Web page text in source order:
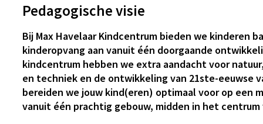
Pedagogische visie
Bij Max Havelaar Kindcentrum bieden we kinderen
kinderopvang aan vanuit één doorgaande
kindcentrum hebben we extra aandacht voor
en techniek en de ontwikkeling van 21ste-eeuwse
bereiden we jouw kind(eren) optimaal voor op een
vanuit één prachtig gebouw, midden in het centrum